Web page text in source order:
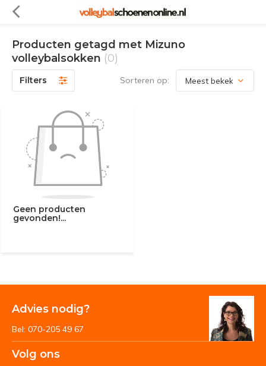
Producten getagd met Mizuno
volleybalsokken (0)
Filters Sorteren op:
Geen producten
gevonden!...
Advies nodig?
Bel: 070-205 49 67
Volg ons